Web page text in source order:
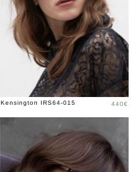
Kensington IRS64-015 Prix
440€